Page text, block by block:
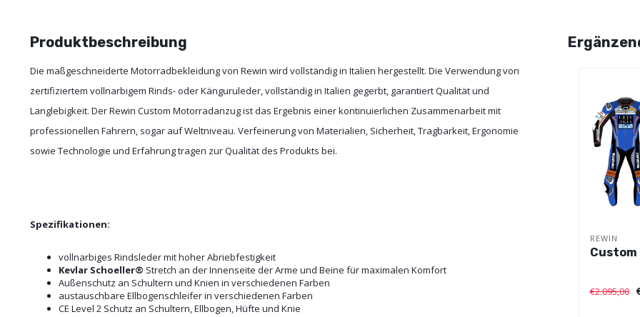
Produktbeschreibung
Die maßgeschneiderte Motorradbekleidung von Rewin wird vollständig in Italien hergestellt. Die Verwendung von
zertifiziertem vollnarbigem Rinds- oder Känguruleder, vollständig in Italien gegerbt, garantiert Qualität und
Langlebigkeit. Der Rewin Custom Motorradanzug ist das Ergebnis einer kontinuierlichen Zusammenarbeit mit
professionellen Fahrern, sogar auf Weltniveau. Verfeinerung von Materialien, Sicherheit, Tragbarkeit, Ergonomie
sowie Technologie und Erfahrung tragen zur Qualität des Produkts bei.
Spezifikationen:
vollnarbiges Rindsleder mit hoher Abriebfestigkeit
Kevlar Schoeller® Stretch an der Innenseite der Arme und Beine für maximalen Komfort
Außenschutz an Schultern und Knien in verschiedenen Farben
austauschbare Ellbogenschleifer in verschiedenen Farben
CE Level 2 Schutz an Schultern, Ellbogen, Hüfte und Knie
REWIN
Custom
€2.095,00